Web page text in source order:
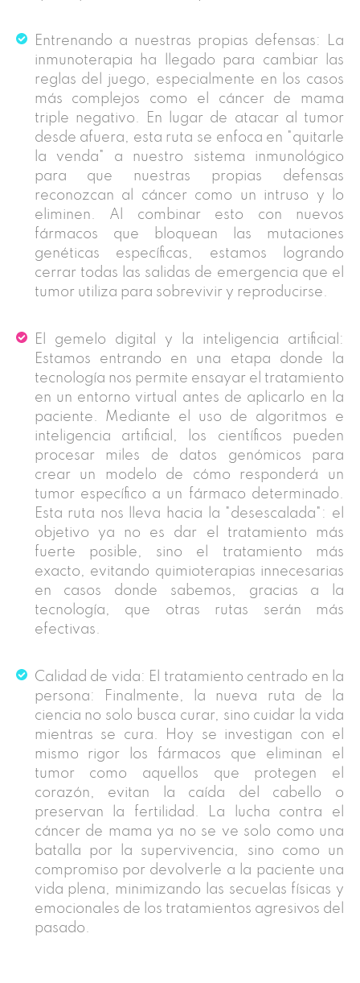
Entrenando a nuestras propias defensas: La
inmunoterapia ha llegado para cambiar las
reglas del juego, especialmente en los casos
más complejos como el cáncer de mama
triple negativo. En lugar de atacar al tumor
desde afuera, esta ruta se enfoca en "quitarle
la venda" a nuestro sistema inmunológico
para que nuestras propias defensas
reconozcan al cáncer como un intruso y lo
eliminen. Al combinar esto con nuevos
fármacos que bloquean las mutaciones
genéticas específicas, estamos logrando
cerrar todas las salidas de emergencia que el
tumor utiliza para sobrevivir y reproducirse.
El gemelo digital y la inteligencia artificial:
Estamos entrando en una etapa donde la
tecnología nos permite ensayar el tratamiento
en un entorno virtual antes de aplicarlo en la
paciente. Mediante el uso de algoritmos e
inteligencia artificial, los científicos pueden
procesar miles de datos genómicos para
crear un modelo de cómo responderá un
tumor específico a un fármaco determinado.
Esta ruta nos lleva hacia la "desescalada": el
objetivo ya no es dar el tratamiento más
fuerte posible, sino el tratamiento más
exacto, evitando quimioterapias innecesarias
en casos donde sabemos, gracias a la
tecnología, que otras rutas serán más
efectivas.
Calidad de vida: El tratamiento centrado en la
persona: Finalmente, la nueva ruta de la
ciencia no solo busca curar, sino cuidar la vida
mientras se cura. Hoy se investigan con el
mismo rigor los fármacos que eliminan el
tumor como aquellos que protegen el
corazón, evitan la caída del cabello o
preservan la fertilidad. La lucha contra el
cáncer de mama ya no se ve solo como una
batalla por la supervivencia, sino como un
compromiso por devolverle a la paciente una
vida plena, minimizando las secuelas físicas y
emocionales de los tratamientos agresivos del
pasado.